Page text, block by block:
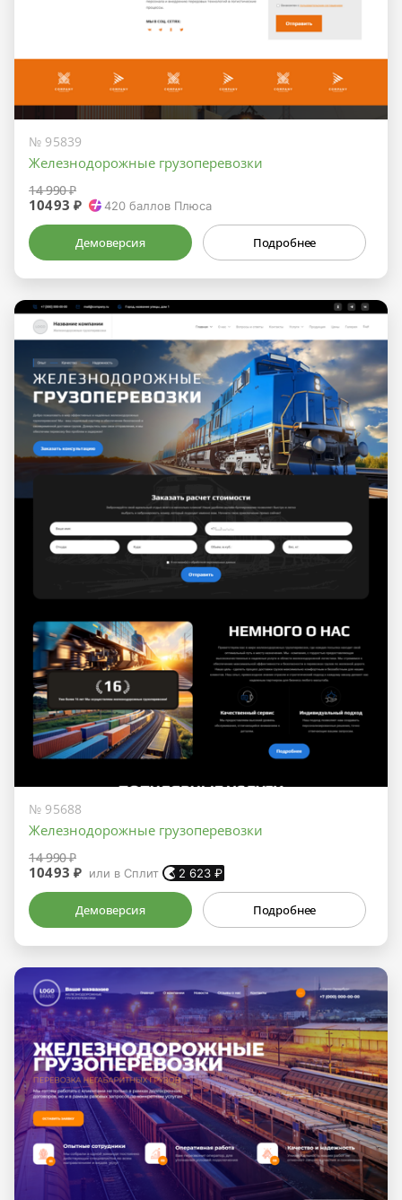
№ 95839
Железнодорожные грузоперевозки
14 990 ₽
10493 ₽ 420 баллов Плюса
Демоверсия Подробнее
№ 95688
Железнодорожные грузоперевозки
14 990 ₽
10493 ₽ или в Сплит 2 623 ₽
Демоверсия Подробнее